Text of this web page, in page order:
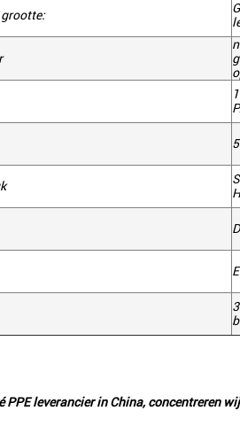
PPE leverancier in China, concentreren